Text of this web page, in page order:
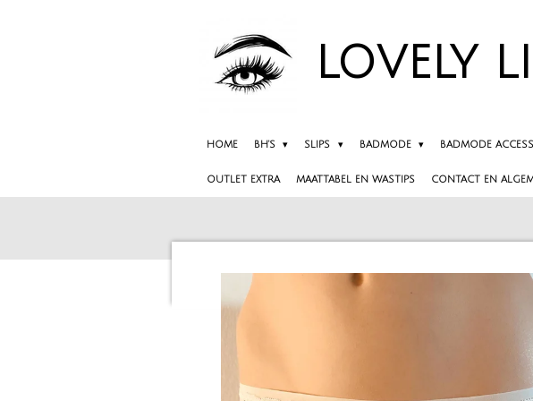
LOVELY
HOME BH'S SLIPS BADMODE BADMODE
OUTLET EXTRA MAATTABEL EN WASTIPS CONTACT EN